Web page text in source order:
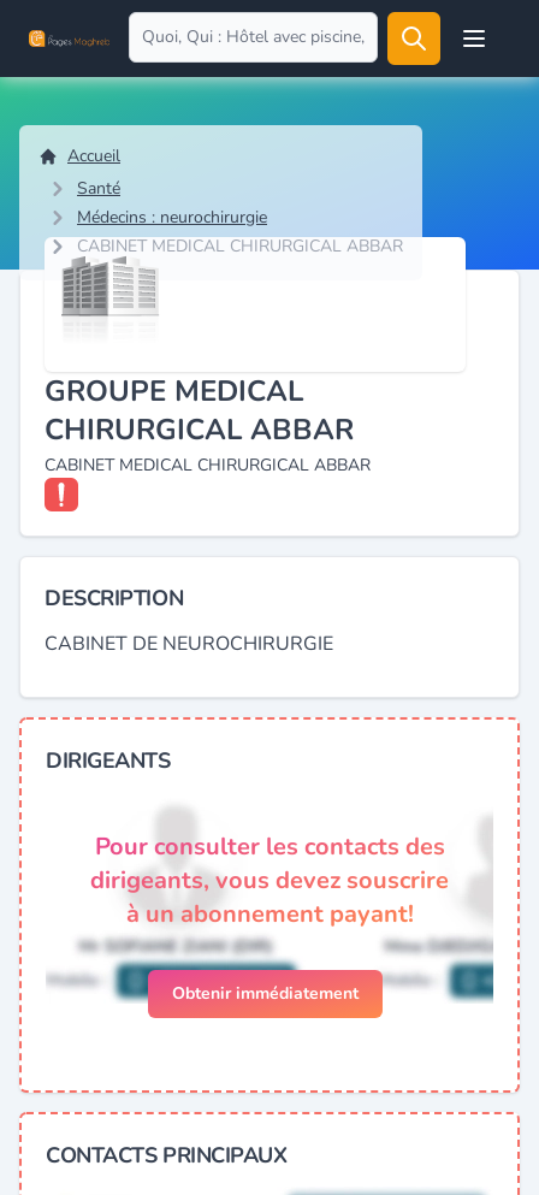
Open
Accueil
Santé
Médecins : neurochirurgie
CABINET MEDICAL CHIRURGICAL ABBAR
GROUPE MEDICAL
CHIRURGICAL ABBAR
CABINET MEDICAL CHIRURGICAL ABBAR
DESCRIPTION
CABINET DE NEUROCHIRURGIE
DIRIGEANTS
Pour consulter les contacts des
dirigeants, vous devez souscrire
à un abonnement payant!
Obtenir immédiatement
CONTACTS PRINCIPAUX